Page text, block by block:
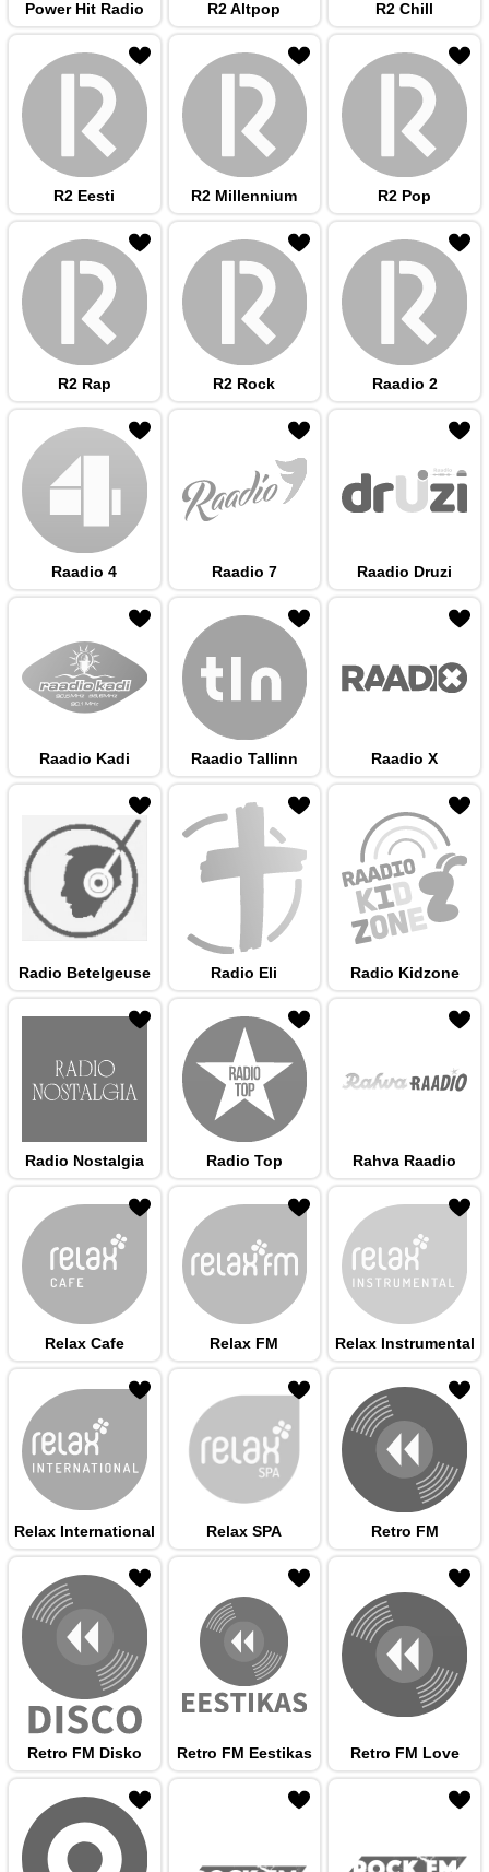
Power Hit Radio R2 Altpop R2 Chill
R2 Eesti R2 Millennium R2 Pop
R2 Rap R2 Rock Raadio 2
Raadio 4 Raadio 7 Raadio Druzi
Raadio Kadi Raadio Tallinn Raadio X
Radio Betelgeuse Radio Eli Radio Kidzone
Radio Nostalgia Radio Top Rahva Raadio
Relax Cafe Relax FM Relax Instrumental
Relax International Relax SPA Retro FM
Retro FM Disko Retro FM Eestikas Retro FM Love